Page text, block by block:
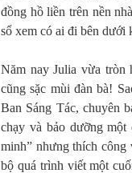
đồng hồ liền trên nền
sổ xem có ai đi bên dưới
Năm nay Julia vừa tròn
cũng sặc mùi đàn bà!
Ban Sáng Tác, chuyên
chạy và bảo dưỡng
minh” nhưng thích công
bộ quá trình viết một